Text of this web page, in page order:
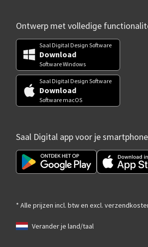
Ontwerp met volledige
Saal Digital Design Software
Download
Software Windows
Saal Digital Design Software
Download
Software macOS
Saal Digital app voor je smartphone
* Alle prijzen incl. btw en excl.
Verander je land/taal